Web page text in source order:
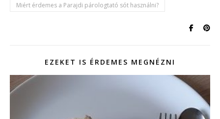
Miért érdemes a Parajdi párologtató sót használni?
EZEKET IS ÉRDEMES MEGNÉZNI